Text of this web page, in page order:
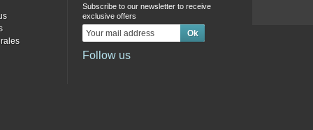
Subscribe to our newsletter to receive
exclusive offers
Follow us